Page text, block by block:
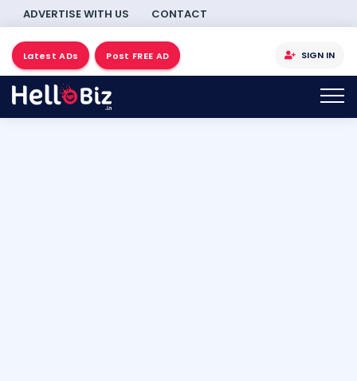
ADVERTISE WITH US CONTACT
Latest ADs Post FREE AD SIGN IN